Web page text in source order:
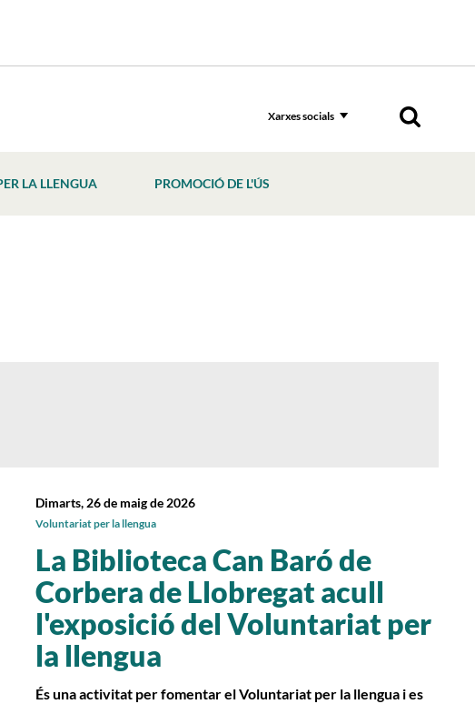
Xarxes socials
LA LLENGUA PROMOCIÓ DE L'ÚS
La Biblioteca Can Baró de
Corbera de Llobregat acull
l'exposició del Voluntariat per
la llengua
És una activitat per fomentar el Voluntariat per la llengua i es
Dimarts, 26 de maig de 2026
Voluntariat per la llengua